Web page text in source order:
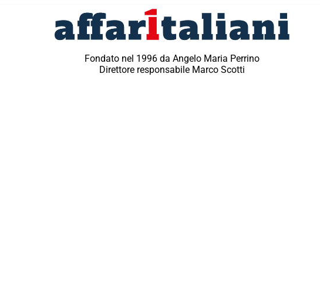
Fondato nel 1996 da Angelo Maria Perrino
Direttore responsabile Marco Scotti